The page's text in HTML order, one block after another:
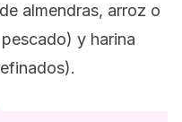
almendras, arroz o
y harina